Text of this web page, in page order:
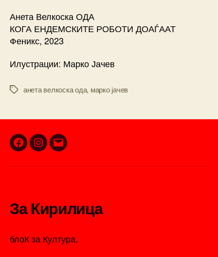
Анета Велкоска ОДА
КОГА ЕНДЕМСКИТЕ РОБОТИ ДОАЃААТ
Феникс, 2023
Илустрации: Марко Јачев
Tagsанета велкоска ода, марко јачев
Facebook
Instagram
Email
За Кирилица
блоК за Култура.